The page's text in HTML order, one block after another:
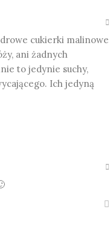
cukierki malinowe
ani żadnych
to jedynie suchy,
Ich jedyną